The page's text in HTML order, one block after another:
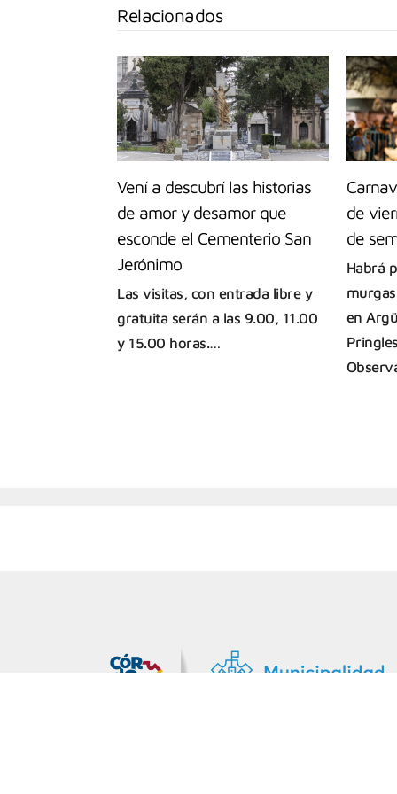
Relacionados
Vení a descubrí las historias
de amor y desamor que
esconde el Cementerio San
Jerónimo
Las visitas, con entrada libre y
gratuita serán a las 9.00, 11.00
y 15.00 horas.…
de
de
Habrá
en